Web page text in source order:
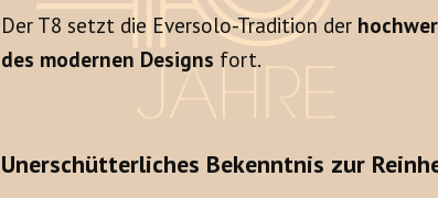
Der T8 setzt die Eversolo-Tradition der
des modernen Designs fort.
Unerschütterliches Bekenntnis zur